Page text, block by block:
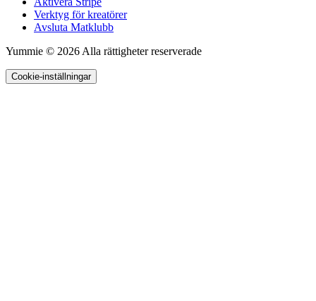
Verktyg för kreatörer
Avsluta Matklubb
Yummie © 2026 Alla rättigheter reserverade
Cookie-inställningar